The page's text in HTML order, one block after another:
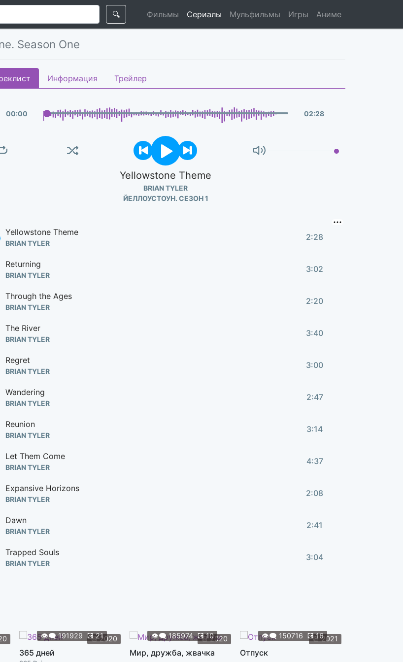
🔍 Фильмы Сериалы Мульфильмы Игры Аниме
Season One
Информация Трейлер
00:00 02:28
Yellowstone Theme
BRIAN TYLER
ЙЕЛЛОУСТОУН. СЕЗОН 1
Yellowstone Theme
BRIAN TYLER
2:28
Returning
BRIAN TYLER
3:02
Through the Ages
BRIAN TYLER
2:20
The River
BRIAN TYLER
3:40
Regret
BRIAN TYLER
3:00
Wandering
BRIAN TYLER
2:47
Reunion
BRIAN TYLER
3:14
Let Them Come
BRIAN TYLER
4:37
Expansive Horizons
BRIAN TYLER
2:08
Dawn
BRIAN TYLER
2:41
Trapped Souls
BRIAN TYLER
3:04
Proud Thieves
BRIAN TYLER
📆2020
👁️‍🗨️191929 💽21
365 дней
📆2020
👁️‍🗨️185974 💽10
Мир, дружба, жвачка
📆2021
👁️‍🗨️ 150716 💽16
Отпуск